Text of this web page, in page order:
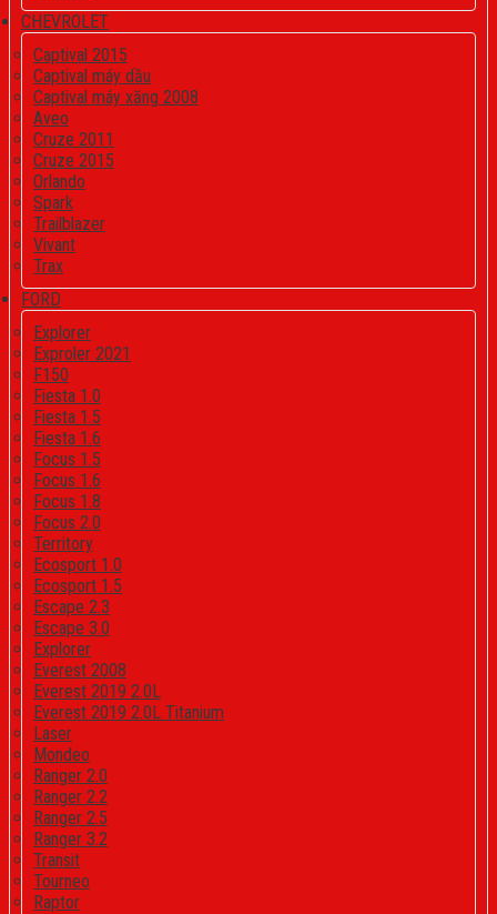
CHEVROLET
Captival 2015
Captival máy dầu
Captival máy xăng 2008
Aveo
Cruze 2011
Cruze 2015
Orlando
Spark
Trailblazer
Vivant
Trax
FORD
Explorer
Exproler 2021
F150
Fiesta 1.0
Fiesta 1.5
Fiesta 1.6
Focus 1.5
Focus 1.6
Focus 1.8
Focus 2.0
Territory
Ecosport 1.0
Ecosport 1.5
Escape 2.3
Escape 3.0
Explorer
Everest 2008
Everest 2019 2.0L
Everest 2019 2.0L Titanium
Laser
Mondeo
Ranger 2.0
Ranger 2.2
Ranger 2.5
Ranger 3.2
Transit
Tourneo
Raptor